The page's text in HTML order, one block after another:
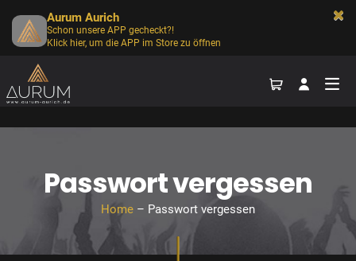
Passwort vergessen
Home– Passwort vergessen
Aurum Aurich
Schon unsere APP gecheckt?!
Klick hier, um die APP im Store zu öffnen